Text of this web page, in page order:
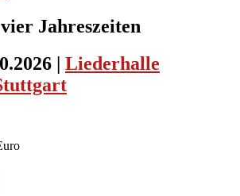
Jahreszeiten
| Liederhalle